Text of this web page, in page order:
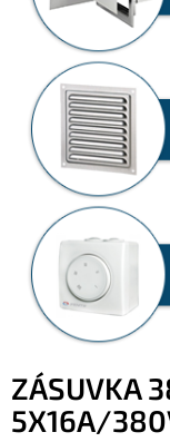
ZÁSUVKA
5X16A/